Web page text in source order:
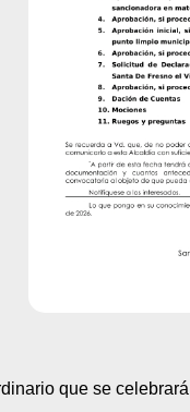
que se